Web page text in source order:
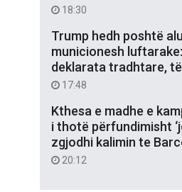
18:30
Trump hedh poshtë
municionesh
deklarata tradhtare,
17:48
Kthesa e madhe e
i thotë përfundimisht
zgjodhi kalimin te
20:12